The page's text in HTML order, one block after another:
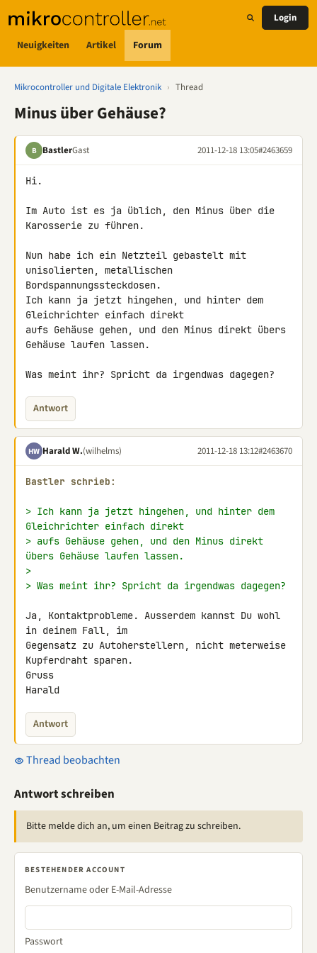
Neuigkeiten Artikel Forum
Login
Mikrocontroller und Digitale Elektronik › Thread
Minus über Gehäuse?
B BastlerGast 2011-12-18 13:05#2463659
Hi.
Im Auto ist es ja üblich, den Minus über die
Karosserie zu führen.
Nun habe ich ein Netzteil gebastelt mit
unisolierten, metallischen
Bordspannungssteckdosen.
Ich kann ja jetzt hingehen, und hinter dem
Gleichrichter einfach direkt
aufs Gehäuse gehen, und den Minus direkt übers
Gehäuse laufen lassen.
Was meint ihr? Spricht da irgendwas dagegen?
Antwort
HW Harald W.(wilhelms) 2011-12-18 13:12#2463670
Bastler schrieb:
> Ich kann ja jetzt hingehen, und hinter dem
Gleichrichter einfach direkt
> aufs Gehäuse gehen, und den Minus direkt
übers Gehäuse laufen lassen.
>
> Was meint ihr? Spricht da irgendwas dagegen?
Ja, Kontaktprobleme. Ausserdem kannst Du wohl
in deinem Fall, im
Gegensatz zu Autoherstellern, nicht meterweise
Kupferdraht sparen.
Gruss
Harald
Antwort
Thread beobachten
Antwort schreiben
Bitte melde dich an, um einen Beitrag zu schreiben.
BESTEHENDER ACCOUNT
Benutzername oder E-Mail-Adresse
Passwort